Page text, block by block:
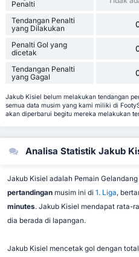
Penalti
Tendangan Penalti
yang Dilakukan
Penalti Gol yang
dicetak
Tendangan Penalti
yang Gagal
Jakub Kisiel belum melakukan tendangan
semua data musim yang kami miliki di
akan diperbarui begitu mereka melakukan
Analisa Statistik Jakub
Jakub Kisiel adalah Pemain
pertandinganmusim ini di 1. Liga,
minutes. Jakub Kisiel mendapat rata-
dia berada di lapangan.
Jakub Kisiel mencetak gol dengan total